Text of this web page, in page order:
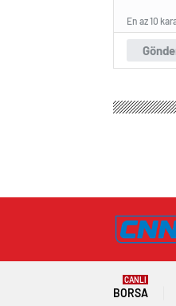
En az 10
BORSA
CANLI